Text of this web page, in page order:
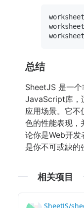
总结
SheetJS 是一
JavaScript库，
应用场景。它不
色的性能表现，
论你是Web开
是你不可或缺的
相关项目
SheetJS/